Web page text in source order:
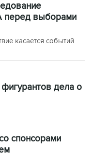
перед выборами
касается событий
дела о
спонсорами